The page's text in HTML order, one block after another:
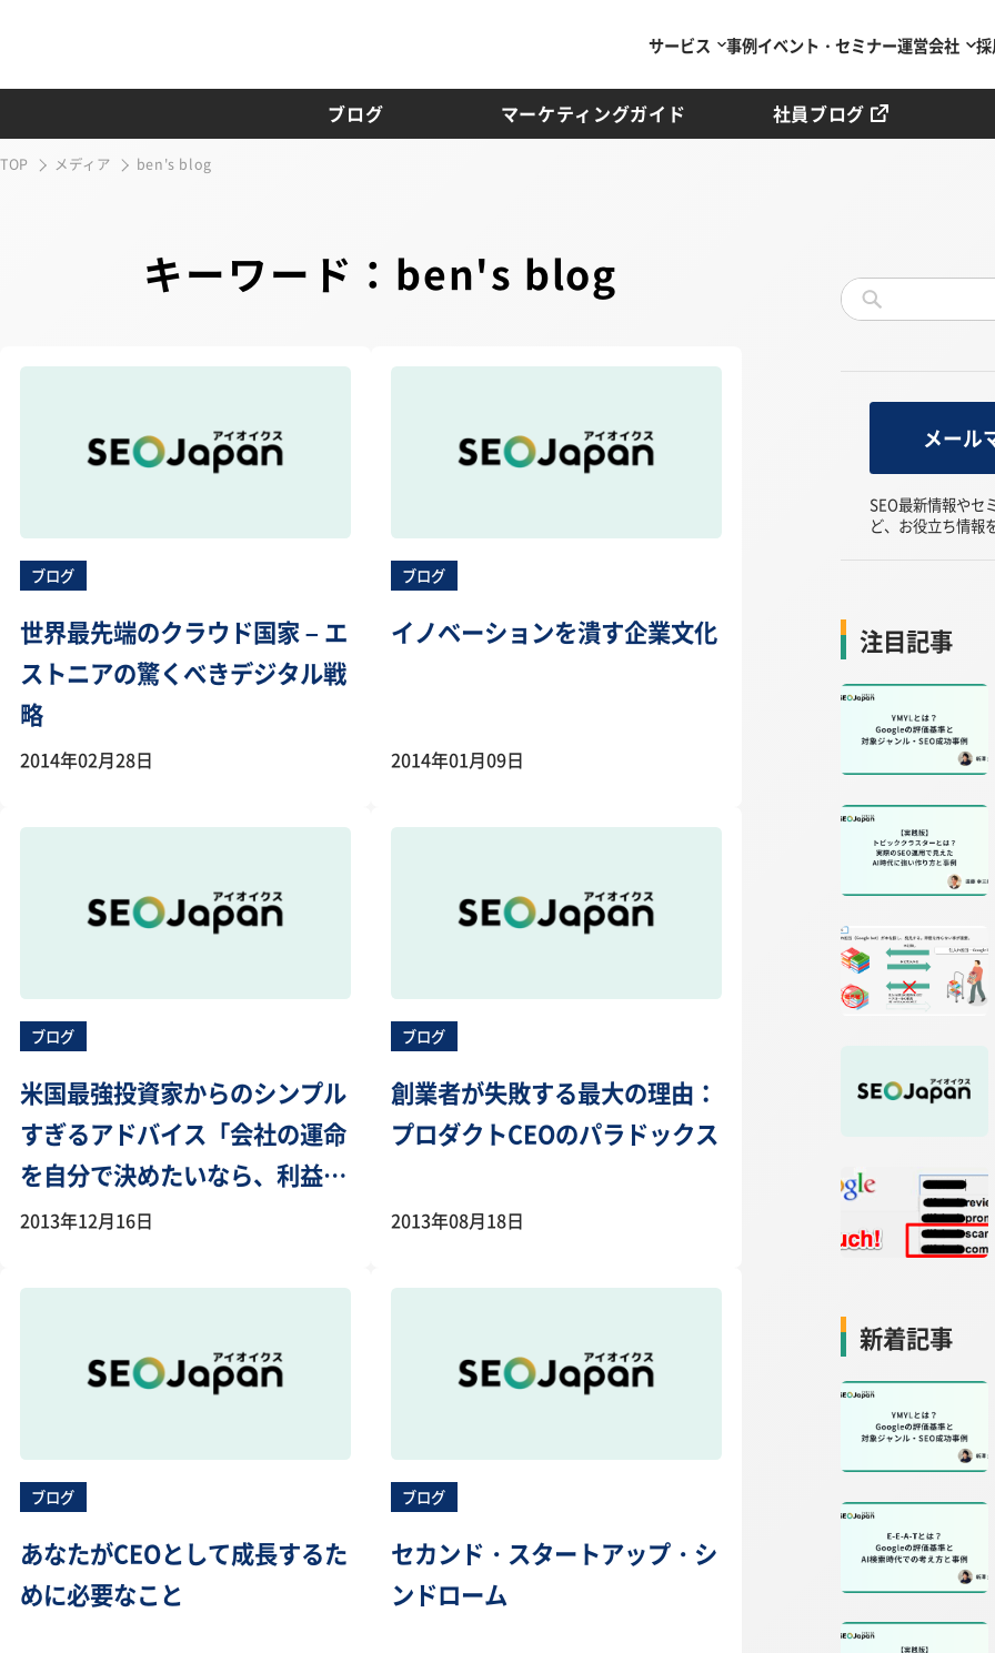
ブログ マーケティングガイド 社員ブログ
サービス 事例イベント・セミナー運営会社
TOP メディア ben's blog
キーワード：ben's blog
ブログ
世界最先端のクラウド国家 – エ
ストニアの驚くべきデジタル戦
略
2014年02月28日
ブログ
イノベーションを潰す企業文化
2014年01月09日
ブログ
米国最強投資家からのシンプル
すぎるアドバイス「会社の運命
を自分で決めたいなら、利益を
出せ」
2013年12月16日
ブログ
創業者が失敗する最大の理由：
プロダクトCEOのパラドックス
2013年08月18日
ブログ
あなたがCEOとして成長するた
めに必要なこと
ブログ
セカンド・スタートアップ・シ
ンドローム
メール
SEO最新情報やセ
ど、お役立ち情報
注目記事
新着記事